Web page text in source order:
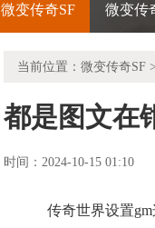
微变传奇SF 微变传
当前位置： 微变传奇SF >
都是图文在
时间：2024-10-15 01:10
传奇世界设置gm